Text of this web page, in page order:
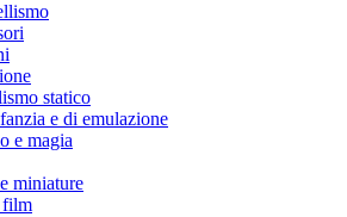
statico
e di emulazione
e magia
miniature
film